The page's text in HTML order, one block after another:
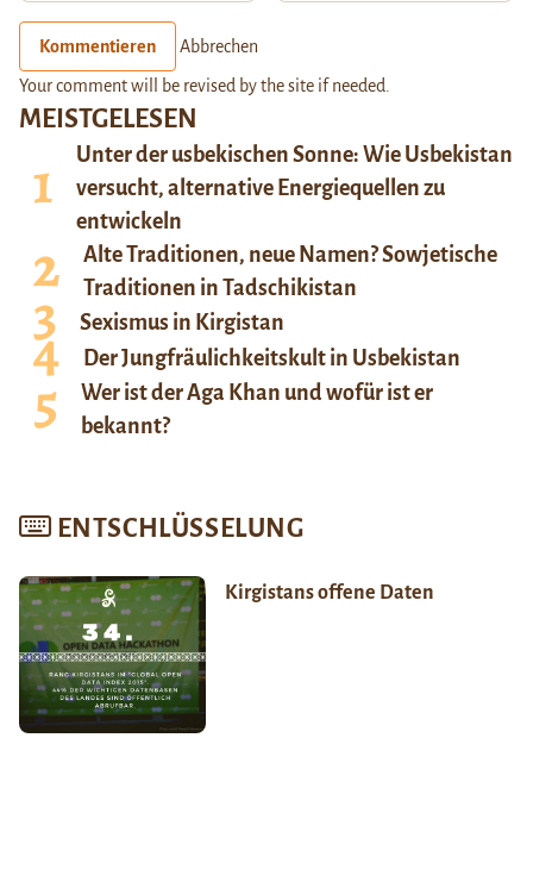
MEISTGELESEN
Unter der usbekischen Sonne: Wie Usbekistan
versucht, alternative Energiequellen zu
entwickeln
Alte Traditionen, neue Namen? Sowjetische
Traditionen in Tadschikistan
Sexismus in Kirgistan
Der Jungfräulichkeitskult in Usbekistan
Wer ist der Aga Khan und wofür ist er
bekannt?
ENTSCHLÜSSELUNG
Kirgistans offene Daten
Kommentieren Abbrechen
Your comment will be revised by the site if needed.